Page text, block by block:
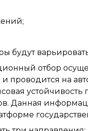
отбор
проводится на
устойчивость
Данная